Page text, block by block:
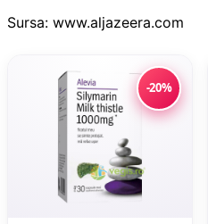
Sursa: www.aljazeera.com
-20%